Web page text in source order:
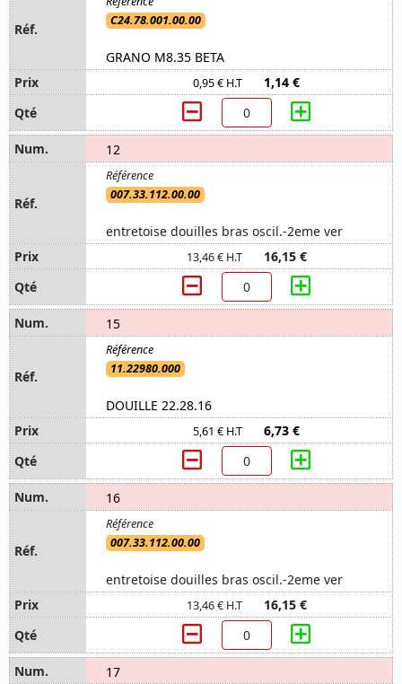
C24.78.001.00.00
GRANO M8.35 BETA
0,95 € H.T 1,14 €
12
007.33.112.00.00
entretoise douilles bras oscil.-2eme ver
13,46 € H.T 16,15 €
15
11.22980.000
DOUILLE 22.28.16
5,61 € H.T 6,73 €
16
007.33.112.00.00
entretoise douilles bras oscil.-2eme ver
13,46 € H.T 16,15 €
17